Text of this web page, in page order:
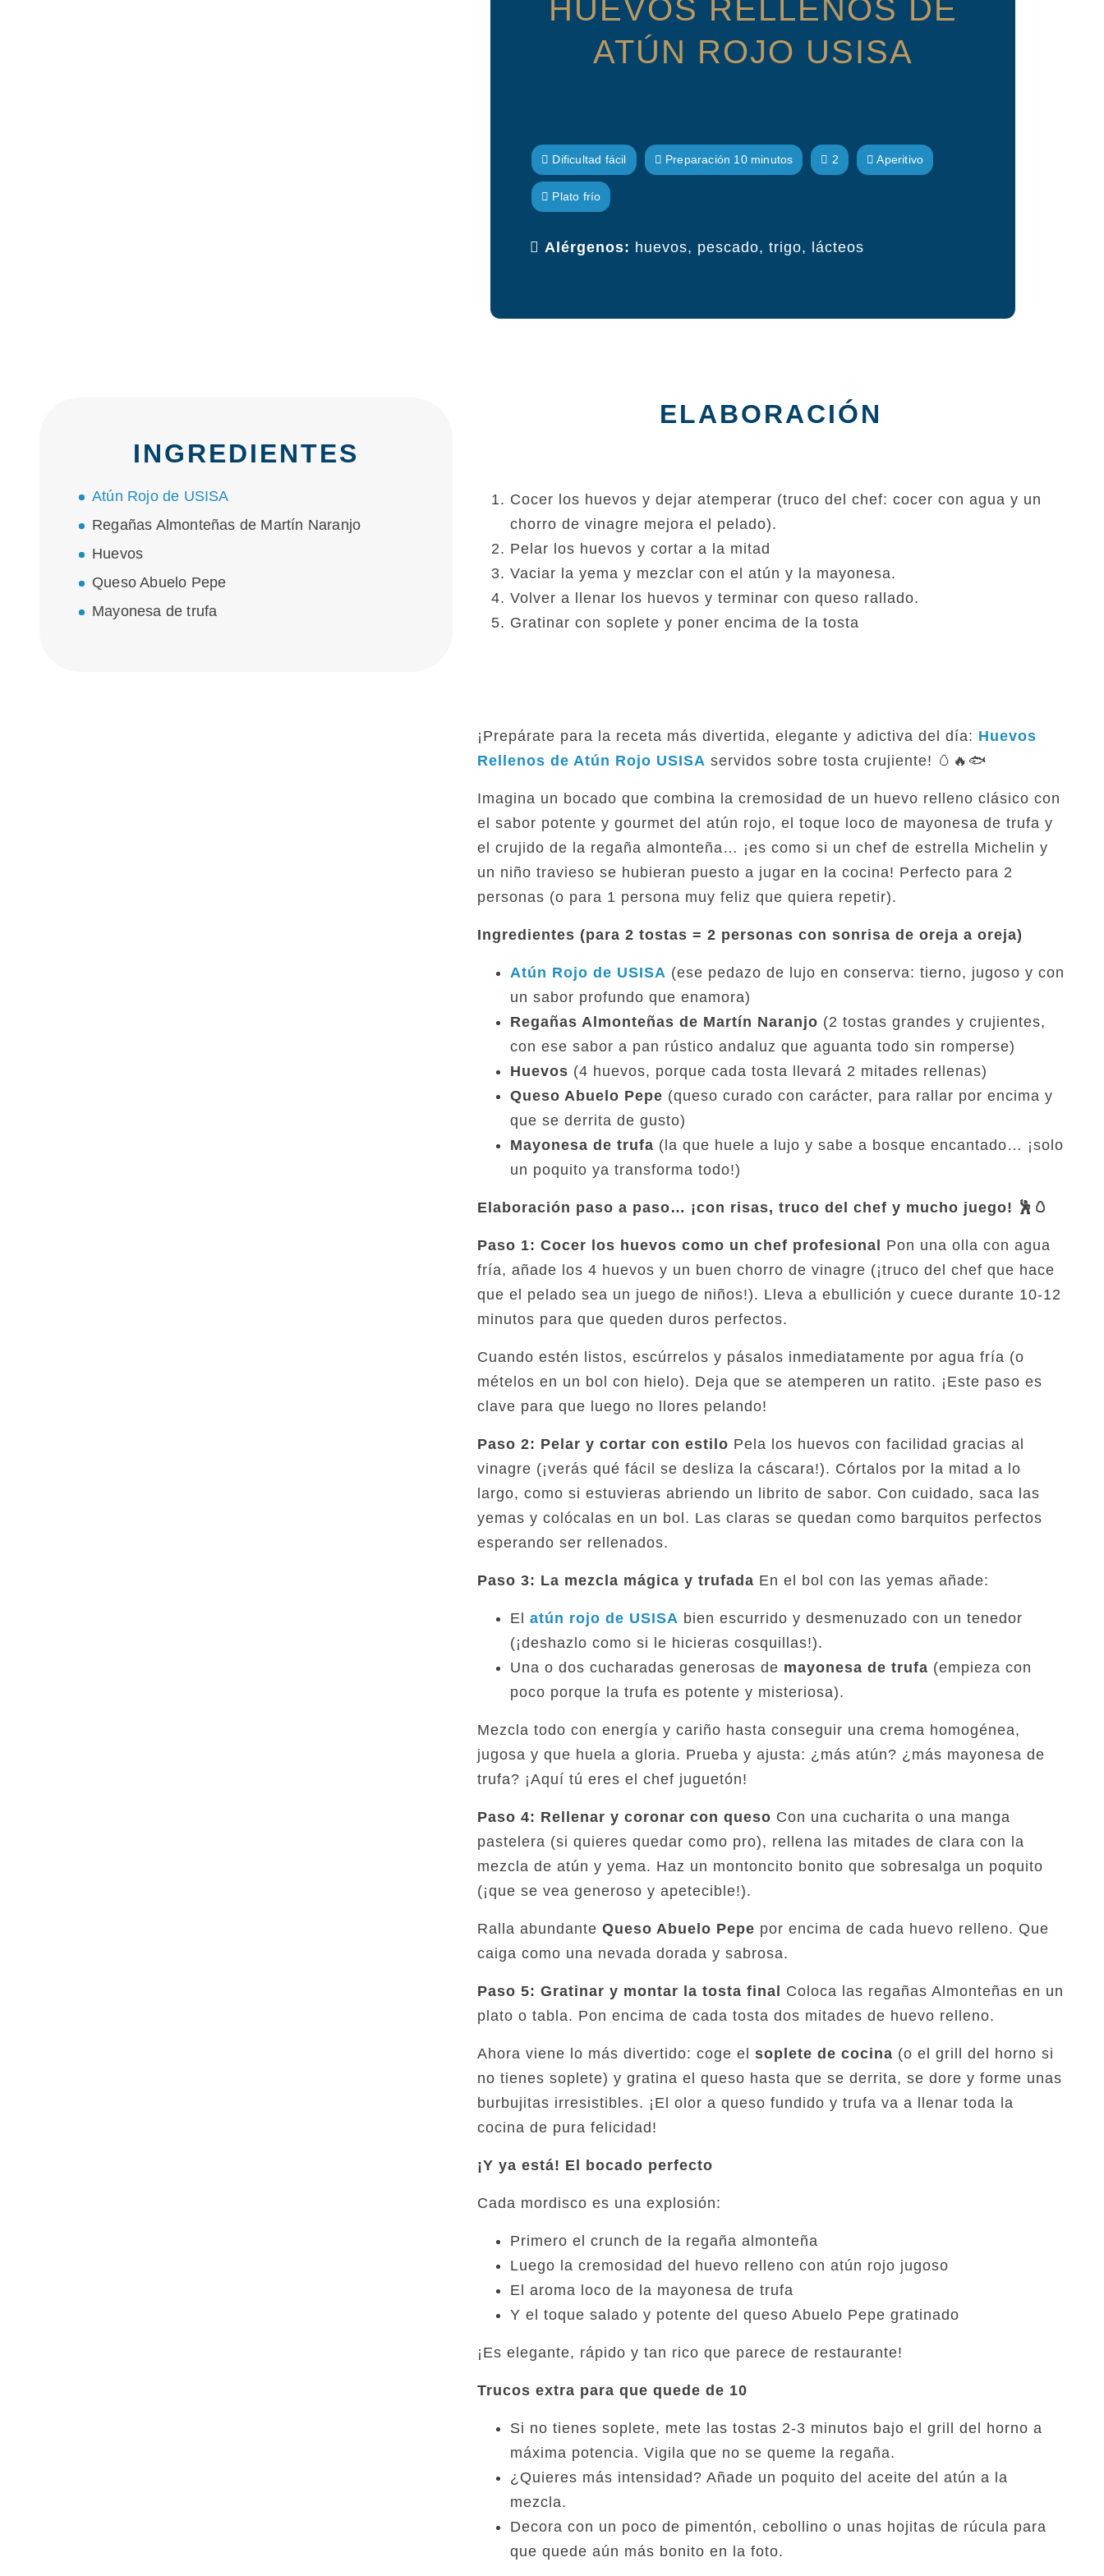
HUEVOS RELLENOS DE
ATÚN ROJO USISA
Dificultad fácil Preparación 10 minutos 2 Aperitivo
Plato frío
Alérgenos: huevos, pescado, trigo, lácteos
INGREDIENTES
Atún Rojo de USISA
Regañas Almonteñas de Martín Naranjo
Huevos
Queso Abuelo Pepe
Mayonesa de trufa
ELABORACIÓN
Cocer los huevos y dejar atemperar (truco del chef: cocer con agua y un
chorro de vinagre mejora el pelado).
Pelar los huevos y cortar a la mitad
Vaciar la yema y mezclar con el atún y la mayonesa.
Volver a llenar los huevos y terminar con queso rallado.
Gratinar con soplete y poner encima de la tosta
¡Prepárate para la receta más divertida, elegante y adictiva del día: Huevos
Rellenos de Atún Rojo USISA servidos sobre tosta crujiente! 🥚🔥🐟
Imagina un bocado que combina la cremosidad de un huevo relleno clásico con
el sabor potente y gourmet del atún rojo, el toque loco de mayonesa de trufa y
el crujido de la regaña almonteña… ¡es como si un chef de estrella Michelin y
un niño travieso se hubieran puesto a jugar en la cocina! Perfecto para 2
personas (o para 1 persona muy feliz que quiera repetir).
Ingredientes (para 2 tostas = 2 personas con sonrisa de oreja a oreja)
Atún Rojo de USISA (ese pedazo de lujo en conserva: tierno, jugoso y con
un sabor profundo que enamora)
Regañas Almonteñas de Martín Naranjo (2 tostas grandes y crujientes,
con ese sabor a pan rústico andaluz que aguanta todo sin romperse)
Huevos (4 huevos, porque cada tosta llevará 2 mitades rellenas)
Queso Abuelo Pepe (queso curado con carácter, para rallar por encima y
que se derrita de gusto)
Mayonesa de trufa (la que huele a lujo y sabe a bosque encantado… ¡solo
un poquito ya transforma todo!)
Elaboración paso a paso… ¡con risas, truco del chef y mucho juego! 🕺🥚
Paso 1: Cocer los huevos como un chef profesional
Pon una olla con agua
fría, añade los 4 huevos y un buen chorro de vinagre (¡truco del chef que hace
que el pelado sea un juego de niños!). Lleva a ebullición y cuece durante 10-12
minutos para que queden duros perfectos.
Cuando estén listos, escúrrelos y pásalos inmediatamente por agua fría (o
mételos en un bol con hielo). Deja que se atemperen un ratito. ¡Este paso es
clave para que luego no llores pelando!
Paso 2: Pelar y cortar con estilo Pela los huevos con facilidad gracias al
vinagre (¡verás qué fácil se desliza la cáscara!). Córtalos por la mitad a lo
largo, como si estuvieras abriendo un librito de sabor. Con cuidado, saca las
yemas y colócalas en un bol. Las claras se quedan como barquitos perfectos
esperando ser rellenados.
Paso 3: La mezcla mágica y trufada En el bol con las yemas añade:
El atún rojo de USISA bien escurrido y desmenuzado con un tenedor
(¡deshazlo como si le hicieras cosquillas!).
Una o dos cucharadas generosas de mayonesa de trufa (empieza con
poco porque la trufa es potente y misteriosa).
Mezcla todo con energía y cariño hasta conseguir una crema homogénea,
jugosa y que huela a gloria. Prueba y ajusta: ¿más atún? ¿más mayonesa de
trufa? ¡Aquí tú eres el chef juguetón!
Paso 4: Rellenar y coronar con queso Con una cucharita o una manga
pastelera (si quieres quedar como pro), rellena las mitades de clara con la
mezcla de atún y yema. Haz un montoncito bonito que sobresalga un poquito
(¡que se vea generoso y apetecible!).
Ralla abundante Queso Abuelo Pepe por encima de cada huevo relleno. Que
caiga como una nevada dorada y sabrosa.
Paso 5: Gratinar y montar la tosta final
Coloca las regañas Almonteñas en un
plato o tabla. Pon encima de cada tosta dos mitades de huevo relleno.
Ahora viene lo más divertido: coge el soplete de cocina (o el grill del horno si
no tienes soplete) y gratina el queso hasta que se derrita, se dore y forme unas
burbujitas irresistibles. ¡El olor a queso fundido y trufa va a llenar toda la
cocina de pura felicidad!
¡Y ya está! El bocado perfecto
Cada mordisco es una explosión:
Primero el crunch de la regaña almonteña
Luego la cremosidad del huevo relleno con atún rojo jugoso
El aroma loco de la mayonesa de trufa
Y el toque salado y potente del queso Abuelo Pepe gratinado
¡Es elegante, rápido y tan rico que parece de restaurante!
Trucos extra para que quede de 10
Si no tienes soplete, mete las tostas 2-3 minutos bajo el grill del horno a
máxima potencia. Vigila que no se queme la regaña.
¿Quieres más intensidad? Añade un poquito del aceite del atún a la
mezcla.
Decora con un poco de pimentón, cebollino o unas hojitas de rúcula para
que quede aún más bonito en la foto.